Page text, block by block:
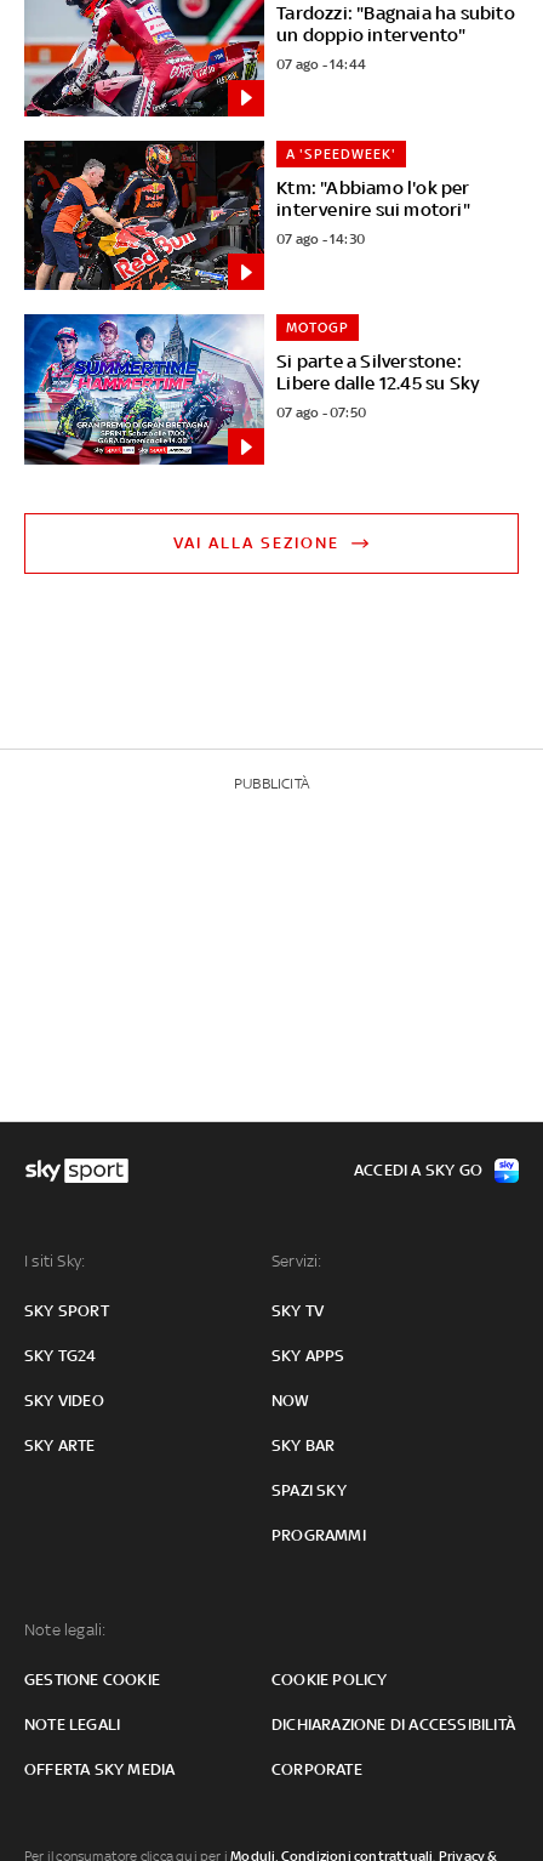
Tardozzi: "Bagnaia ha subito
un doppio intervento"
07 ago - 14:44
Ktm: "Abbiamo l'ok per
intervenire sui motori"
A 'SPEEDWEEK'
07 ago - 14:30
Si parte a Silverstone:
Libere dalle 12.45 su Sky
MOTOGP
07 ago - 07:50
VAI ALLA SEZIONE
PUBBLICITÀ
I siti Sky:
SKY SPORT
SKY TG24
SKY VIDEO
SKY ARTE
Servizi:
SKY TV
SKY APPS
NOW
SKY BAR
SPAZI SKY
PROGRAMMI
Note legali:
GESTIONE COOKIE COOKIE POLICY
NOTE LEGALI DICHIARAZIONE DI ACCESSIBILITÀ
OFFERTA SKY MEDIA CORPORATE
ACCEDI A SKY GO
Per il consumatore clicca qui per iModuli, Condizioni contrattuali, Privacy &